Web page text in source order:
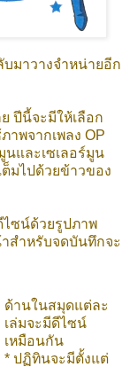
มาวางจำหน่ายอีก
ปีนี้จะมีให้เลือก
พจากเพลง OP
นและเซเลอร์มูน
มไปด้วยข้าวของ
ไซน์ด้วยรูปภาพ
สำหรับจดบันทึกจะ
ด้านในสมุดแต่ละ
เล่มจะมีดีไซน์
เหมือนกัน
* ปฏิทินจะมีตั้งแต่